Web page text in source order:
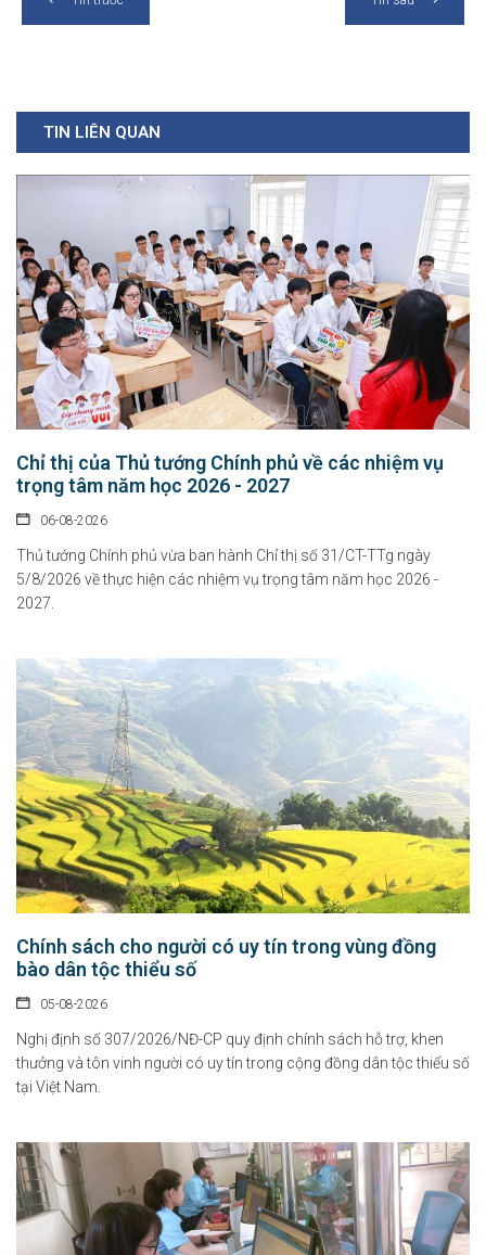
TIN LIÊN QUAN
Chỉ thị của Thủ tướng Chính phủ về các nhiệm vụ
trọng tâm năm học 2026 - 2027
06-08-2026
Thủ tướng Chính phủ vừa ban hành Chỉ thị số 31/CT-TTg ngày
5/8/2026 về thực hiện các nhiệm vụ trọng tâm năm học 2026 -
2027.
Chính sách cho người có uy tín trong vùng đồng
bào dân tộc thiểu số
05-08-2026
Nghị định số 307/2026/NĐ-CP quy định chính sách hỗ trợ, khen
thưởng và tôn vinh người có uy tín trong cộng đồng dân tộc thiểu số
tại Việt Nam.